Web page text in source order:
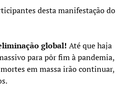
desta manifestação do
global! Até que haja
para pôr fim à pandemia,
em massa irão continuar,